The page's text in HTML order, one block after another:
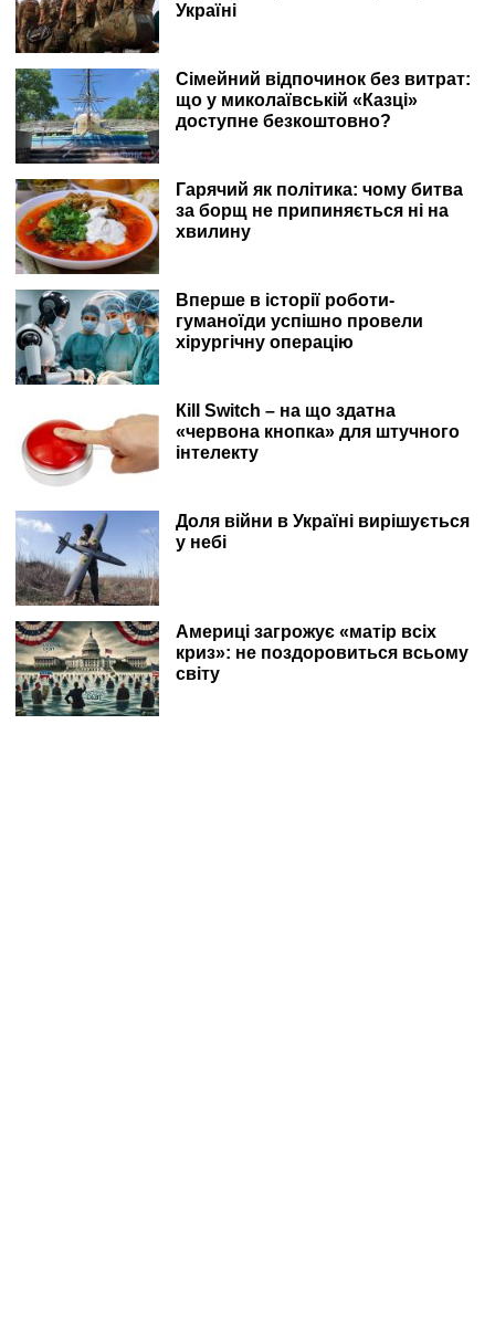
Україні
Сімейний відпочинок без витрат:
що у миколаївській «Казці»
доступне безкоштовно?
Гарячий як політика: чому битва
за борщ не припиняється ні на
хвилину
Вперше в історії роботи-
гуманоїди успішно провели
хірургічну операцію
Кill Switch – на що здатна
«червона кнопка» для штучного
інтелекту
Доля війни в Україні вирішується
у небі
Америці загрожує «матір всіх
криз»: не поздоровиться всьому
світу